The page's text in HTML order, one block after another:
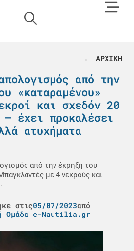
← ΑΡΧΙΚΗ
από την
«καταραμένου»
και σχεδόν 20
– έχει προκαλέσει
ατυχήματα
από την έκρηξη του
με 4 νεκρούς και
στις05/07/2023από
Ομάδα e-Nautilia.gr